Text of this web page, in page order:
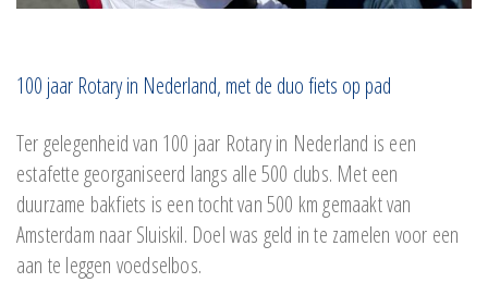
100 jaar Rotary in Nederland, met de duo fiets op pad
Ter gelegenheid van 100 jaar Rotary in Nederland is een
estafette georganiseerd langs alle 500 clubs. Met een
duurzame bakfiets is een tocht van 500 km gemaakt van
Amsterdam naar Sluiskil. Doel was geld in te zamelen voor een
aan te leggen voedselbos.